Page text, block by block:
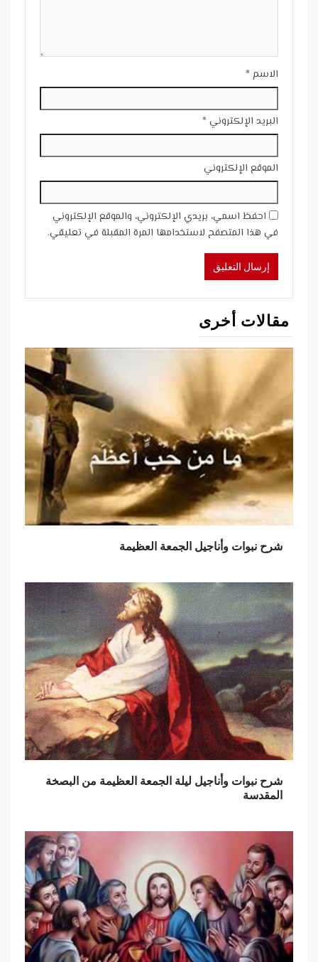
الاسم *
البريد الإلكتروني *
الموقع الإلكتروني
احفظ اسمي، بريدي الإلكتروني، والموقع الإلكتروني
في هذا المتصفح لاستخدامها المرة المقبلة في تعليقي.
مقالات أخرى
شرح نبوات وأناجيل الجمعة العظيمة
شرح نبوات وأناجيل ليلة الجمعة العظيمة من البصخة
المقدسة